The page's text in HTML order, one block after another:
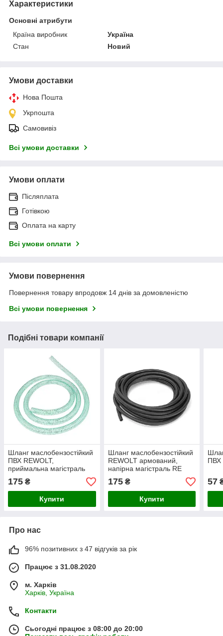
Характеристики
Основні атрибути
Країна виробник
Україна
Стан
Новий
Умови доставки
Нова Пошта
Укрпошта
Самовивіз
Всі умови доставки
Умови оплати
Післяплата
Готівкою
Оплата на карту
Всі умови оплати
Умови повернення
Повернення товару впродовж 14 днів за домовленістю
Всі умови повернення
Подібні товари компанії
Шланг маслобензостійкий
ПВХ REWOLT,
приймальна магістраль
RE SLH25-PVC
175 ₴
Купити
Шланг маслобензостійкий
REWOLT армований,
напірна магістраль RE
SLH25
175₴
Купити
ПВХ
57
Про нас
96% позитивних з 47 відгуків за рік
Працює з 31.08.2020
м. Харків
Харків, Україна
Контакти
Сьогодні працює з 08:00 до 20:00